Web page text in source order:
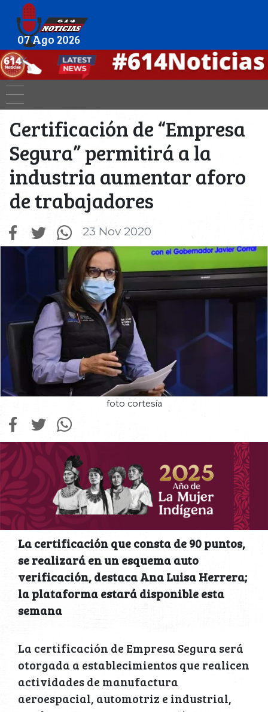
07 Ago 2026
Certificación de “Empresa
Segura” permitirá a la
industria aumentar aforo
de trabajadores
23 Nov 2020
foto cortesía
La certificación que consta de 90 puntos,
se realizará en un esquema auto
verificación, destaca Ana Luisa Herrera;
la plataforma estará disponible esta
semana
La certificación de Empresa Segura será
otorgada a establecimientos que realicen
actividades de manufactura
aeroespacial, automotriz e industrial,